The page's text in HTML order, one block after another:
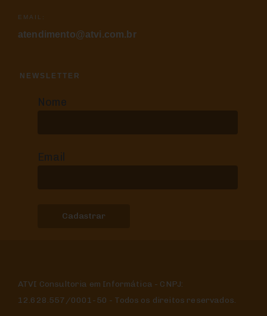
EMAIL:
atendimento@atvi.com.br
NEWSLETTER
Nome
Email
ATVI Consultoria em Informática - CNPJ:
12.628.557/0001-50 - Todos os direitos reservados.